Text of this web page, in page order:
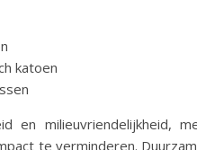
katoen
en milieuvriendelijkheid,
te verminderen.